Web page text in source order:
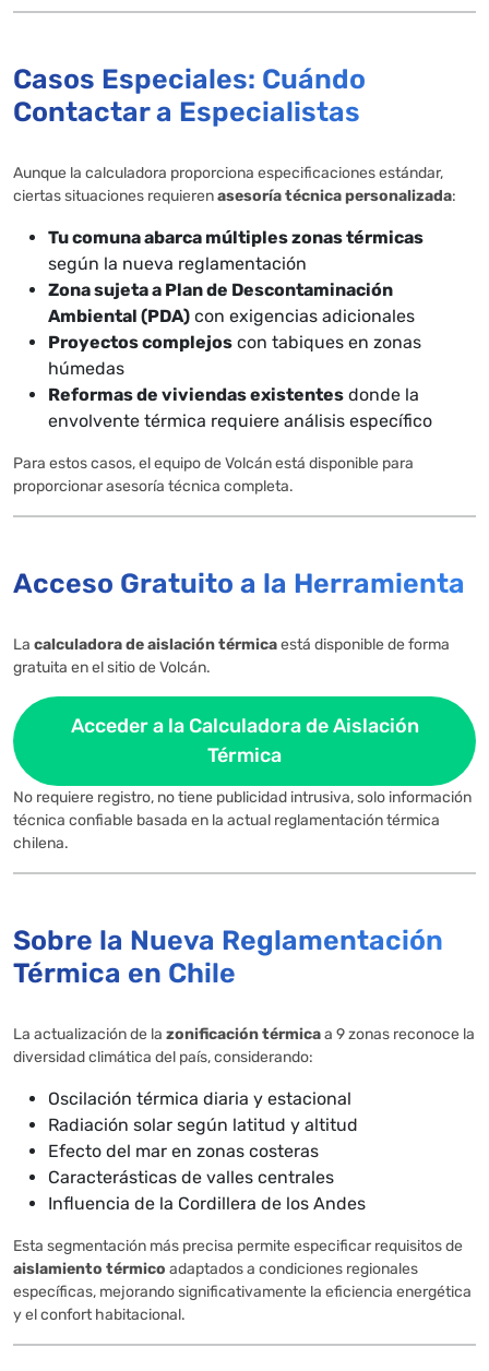
Casos Especiales: Cuándo
Contactar a Especialistas
Aunque la calculadora proporciona especificaciones estándar,
ciertas situaciones requierenasesoría técnica personalizada:
Tu comuna abarca múltiples zonas térmicas
según la nueva reglamentación
Zona sujeta a Plan de Descontaminación
Ambiental (PDA) con exigencias adicionales
Proyectos complejos con tabiques en zonas
húmedas
Reformas de viviendas existentes donde la
envolvente térmica requiere análisis específico
Para estos casos, el equipo de Volcán está disponible para
proporcionar asesoría técnica completa.
Acceso Gratuito a la Herramienta
La calculadora de aislación térmicaestá disponible de forma
gratuita en el sitio de Volcán.
Acceder a la Calculadora de Aislación
Térmica
No requiere registro, no tiene publicidad intrusiva, solo información
técnica confiable basada en la actual reglamentación térmica
chilena.
Sobre la Nueva Reglamentación
Térmica en Chile
La actualización de la zonificación térmicaa 9 zonas reconoce la
diversidad climática del país, considerando:
Oscilación térmica diaria y estacional
Radiación solar según latitud y altitud
Efecto del mar en zonas costeras
Caracterásticas de valles centrales
Influencia de la Cordillera de los Andes
Esta segmentación más precisa permite especificar requisitos de
aislamiento térmico adaptados a condiciones regionales
específicas, mejorando significativamente la eficiencia energética
y el confort habitacional.